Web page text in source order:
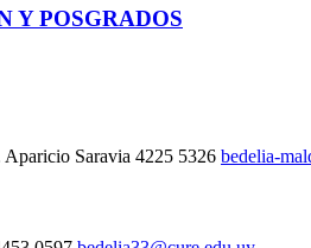
Y POSGRADOS
Saravia 4225 5326 bedelia-